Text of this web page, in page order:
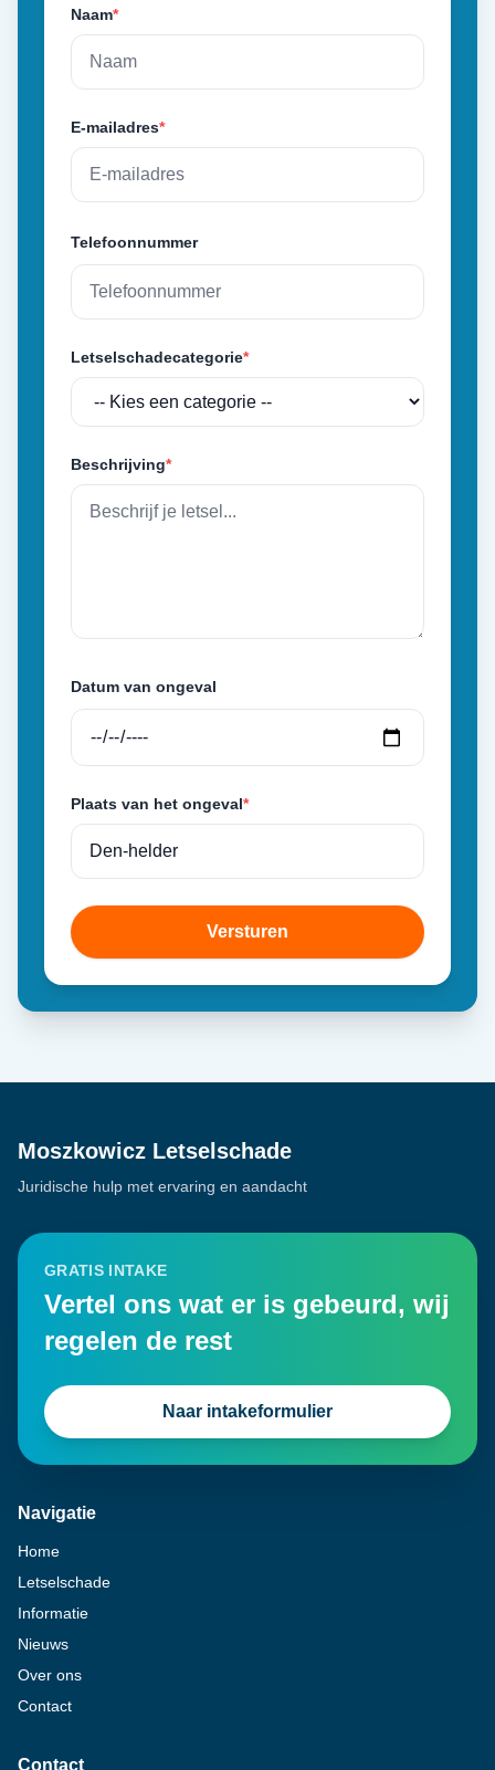
Naam*
E-mailadres*
Telefoonnummer
Letselschadecategorie*
Beschrijving*
Datum van ongeval
Plaats van het ongeval*
Versturen
Moszkowicz Letselschade
Juridische hulp met ervaring en aandacht
GRATIS INTAKE
Vertel ons wat er is gebeurd, wij
regelen de rest
Naar intakeformulier
Navigatie
Home
Letselschade
Informatie
Nieuws
Over ons
Contact
Contact